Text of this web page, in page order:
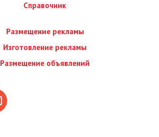
Справочник
Размещение рекламы
Изготовление рекламы
Размещение объявлений